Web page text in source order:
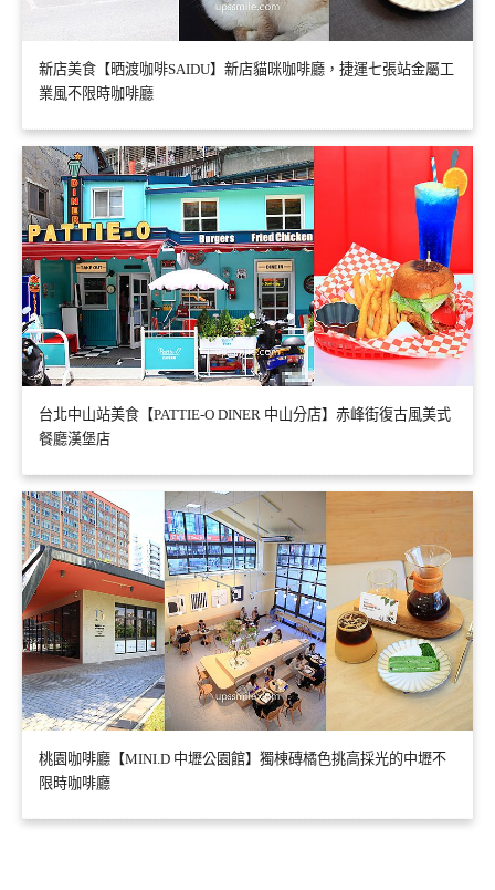
新店美食【晒渡咖啡SAIDU】新店貓咪咖啡廳，捷運七張站金屬工
業風不限時咖啡廳
台北中山站美食【PATTIE-O DINER 中山分店】赤峰街復古風美式
餐廳漢堡店
桃園咖啡廳【MINI.D 中壢公園館】獨棟磚橘色挑高採光的中壢不
限時咖啡廳